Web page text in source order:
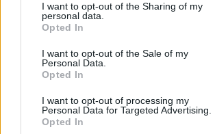
I want to opt-out of the Sharing of my
personal data.
Opted In
I want to opt-out of the Sale of my
Personal Data.
Opted In
I want to opt-out of processing my
Personal Data for Targeted Advertising.
Opted In